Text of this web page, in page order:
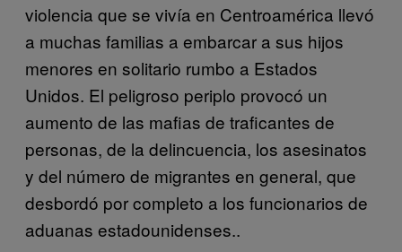
violencia que se vivía en Centroamérica llevó
a muchas familias a embarcar a sus hijos
menores en solitario rumbo a Estados
Unidos. El peligroso periplo provocó un
aumento de las mafias de traficantes de
personas, de la delincuencia, los asesinatos
y del número de migrantes en general, que
desbordó por completo a los funcionarios de
aduanas estadounidenses..